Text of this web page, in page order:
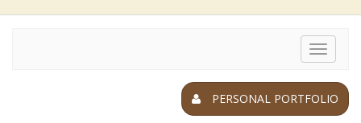
Toggle
PERSONAL PORTFOLIO